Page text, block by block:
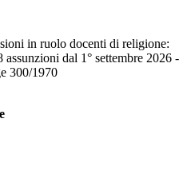
in ruolo docenti di religione:
dal 1° settembre 2026 -
300/1970